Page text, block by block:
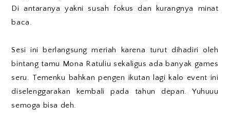
Di antaranya yakni susah fokus dan kurangnya minat
baca.
Sesi ini berlangsung meriah karena turut dihadiri oleh
bintang tamu Mona Ratuliu sekaligus ada banyak games
seru. Temenku bahkan pengen ikutan lagi kalo event ini
diselenggarakan kembali pada tahun depan. Yuhuuu
semoga bisa deh.